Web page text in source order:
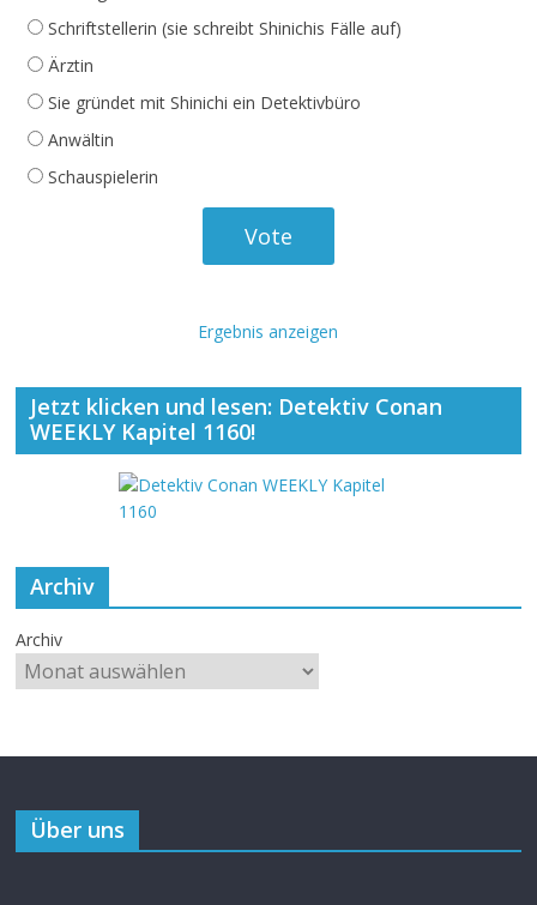
Schriftstellerin (sie schreibt Shinichis Fälle auf)
Ärztin
Sie gründet mit Shinichi ein Detektivbüro
Anwältin
Schauspielerin
Ergebnis anzeigen
Jetzt klicken und lesen: Detektiv Conan
WEEKLY Kapitel 1160!
Archiv
Archiv
Über uns